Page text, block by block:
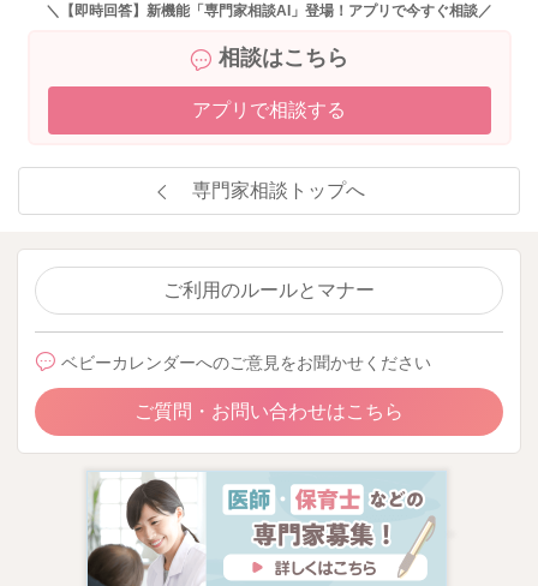
＼【即時回答】新機能「専門家相談AI」登場！アプリで今すぐ相談／
相談はこちら
アプリで相談する
専門家相談トップへ
ご利用のルールとマナー
ベビーカレンダーへのご意見をお聞かせください
ご質問・お問い合わせはこちら